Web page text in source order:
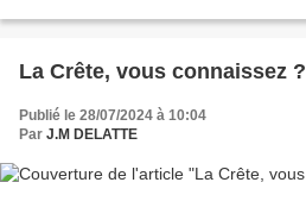
La Crête, vous connaissez ?
Publié le 28/07/2024 à 10:04
Par J.M DELATTE